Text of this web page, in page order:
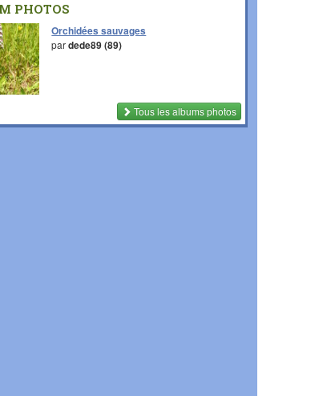
PHOTOS
Orchidées sauvages
pardede89 (89)
Tous les albums photos